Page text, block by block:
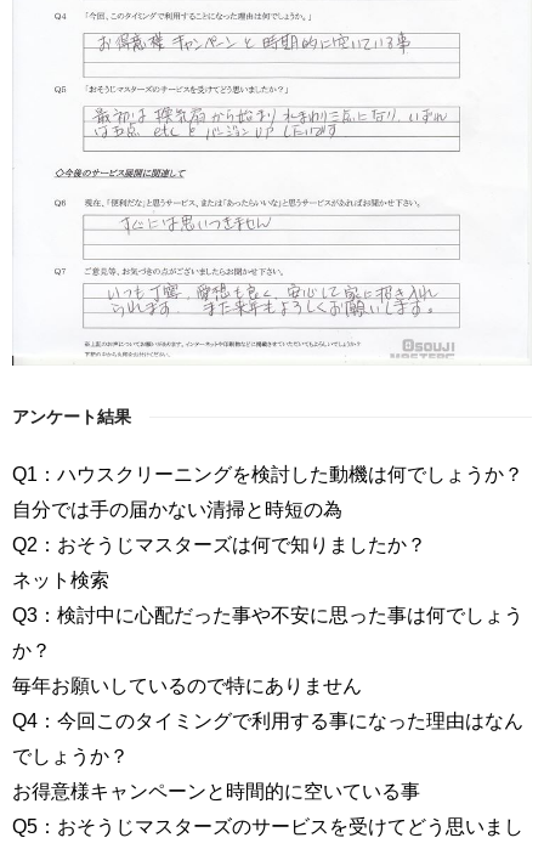
アンケート結果
Q1：ハウスクリーニングを検討した動機は何でしょうか？
自分では手の届かない清掃と時短の為
Q2：おそうじマスターズは何で知りましたか？
ネット検索
Q3：検討中に心配だった事や不安に思った事は何でしょう
か？
毎年お願いしているので特にありません
Q4：今回このタイミングで利用する事になった理由はなん
でしょうか？
お得意様キャンペーンと時間的に空いている事
Q5：おそうじマスターズのサービスを受けてどう思いまし